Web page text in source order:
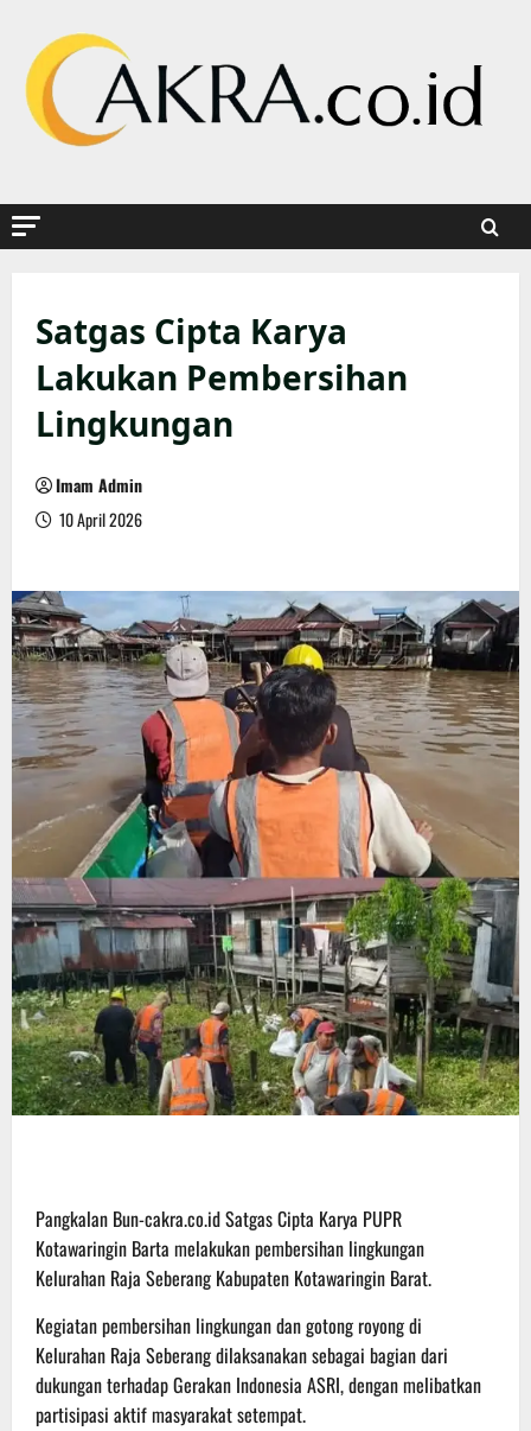
content
Satgas Cipta Karya
Lakukan Pembersihan
Lingkungan
Imam Admin
10 April 2026
Pangkalan Bun-cakra.co.id Satgas Cipta Karya PUPR
Kotawaringin Barta melakukan pembersihan lingkungan
Kelurahan Raja Seberang Kabupaten Kotawaringin Barat.
Kegiatan pembersihan lingkungan dan gotong royong di
Kelurahan Raja Seberang dilaksanakan sebagai bagian dari
dukungan terhadap Gerakan Indonesia ASRI, dengan melibatkan
partisipasi aktif masyarakat setempat.